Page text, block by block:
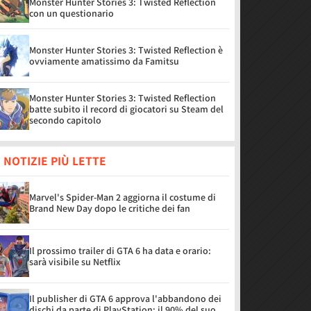
con un questionario
Monster Hunter Stories 3: Twisted Reflection è
ovviamente amatissimo da Famitsu
Monster Hunter Stories 3: Twisted Reflection
batte subito il record di giocatori su Steam del
secondo capitolo
NOTIZIE PIÙ LETTE
Marvel's Spider-Man 2 aggiorna il costume di
Brand New Day dopo le critiche dei fan
Il prossimo trailer di GTA 6 ha data e orario:
sarà visibile su Netflix
Il publisher di GTA 6 approva l'abbandono dei